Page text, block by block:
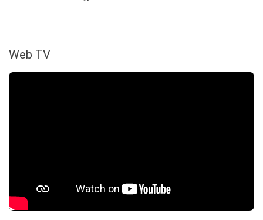
Web TV